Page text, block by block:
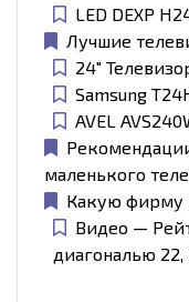
LED DEXP
Лучшие
24"
Samsung
AVEL
маленького
Какую фирму
Видео —
диагональю